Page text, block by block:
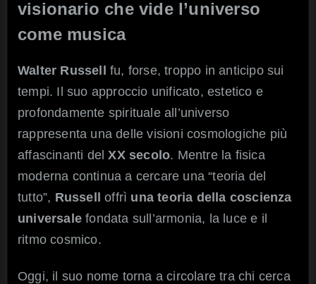
visionario che vide l’universo
come musica
Walter Russell
fu, forse, troppo in anticipo sui
tempi. Il suo approccio unificato, estetico e
profondamente spirituale all’universo
rappresenta una delle visioni cosmologiche più
affascinanti delXX secolo. Mentre la fisica
moderna continua a cercare una “teoria del
tutto”, Russell offrì una teoria della coscienza
universale fondata sull’armonia, la luce e il
ritmo cosmico.
Oggi, il suo nome torna a circolare tra chi cerca